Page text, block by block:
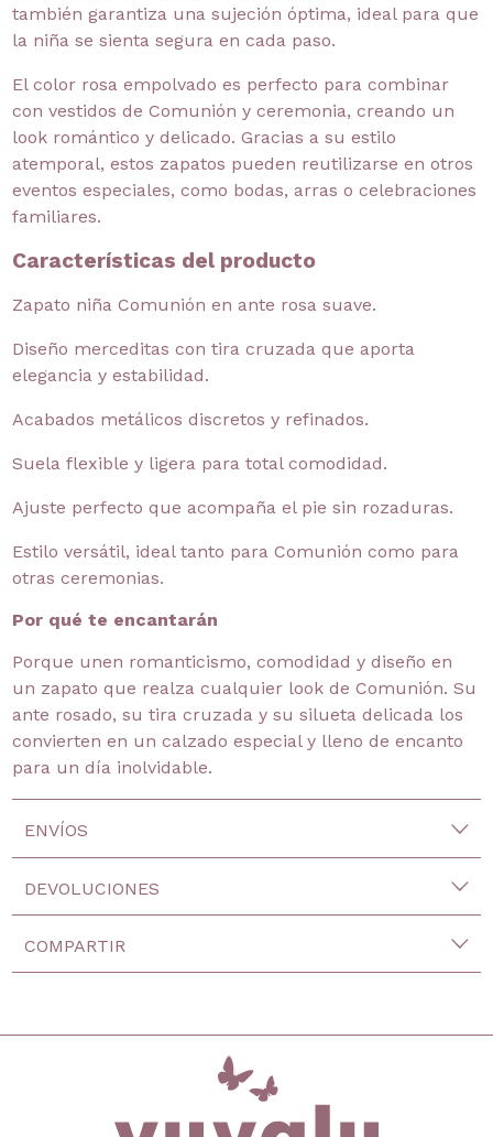
también garantiza una sujeción óptima, ideal para que
la niña se sienta segura en cada paso.
El color rosa empolvado es perfecto para combinar
con vestidos de Comunión y ceremonia, creando un
look romántico y delicado. Gracias a su estilo
atemporal, estos zapatos pueden reutilizarse en otros
eventos especiales, como bodas, arras o celebraciones
familiares.
Características del producto
Zapato niña Comunión en ante rosa suave.
Diseño merceditas con tira cruzada que aporta
elegancia y estabilidad.
Acabados metálicos discretos y refinados.
Suela flexible y ligera para total comodidad.
Ajuste perfecto que acompaña el pie sin rozaduras.
Estilo versátil, ideal tanto para Comunión como para
otras ceremonias.
Por qué te encantarán
Porque unen romanticismo, comodidad y diseño en
un zapato que realza cualquier look de Comunión. Su
ante rosado, su tira cruzada y su silueta delicada los
convierten en un calzado especial y lleno de encanto
para un día inolvidable.
ENVÍOS
DEVOLUCIONES
COMPARTIR